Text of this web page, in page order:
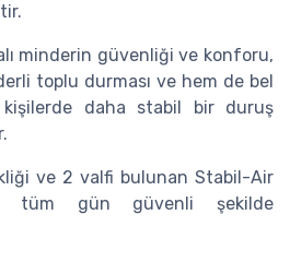
minderin güvenliği ve konforu,
toplu durması ve hem de bel
daha stabil bir duruş
ve 2 valfi bulunan Stabil-Air
tüm gün güvenli şekilde